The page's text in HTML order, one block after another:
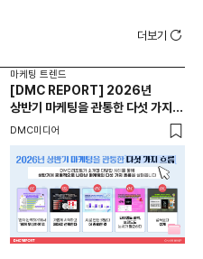
더보기
마케팅 트렌드
[DMC REPORT] 2026년
상반기 마케팅을 관통한 다섯 가지
흐름
DMC미디어